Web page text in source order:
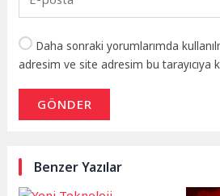
Daha sonraki yorumlarımda
adresim ve site adresim bu tarayıcıya
GÖNDER
Benzer Yazılar